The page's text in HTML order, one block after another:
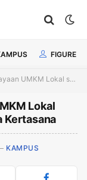
FIGURE
Penggerak Ekonomi Desa Kertasana
Lokal
Kertasana
KAMPUS